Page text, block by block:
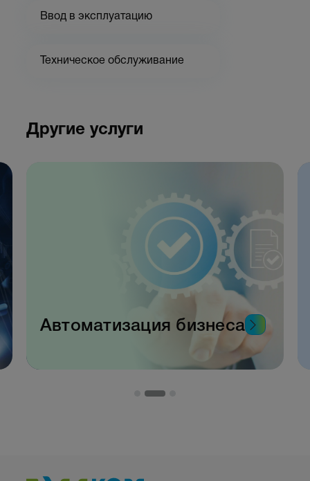
Ввод в эксплуатацию
Техническое обслуживание
Другие услуги
Автоматизация бизнеса